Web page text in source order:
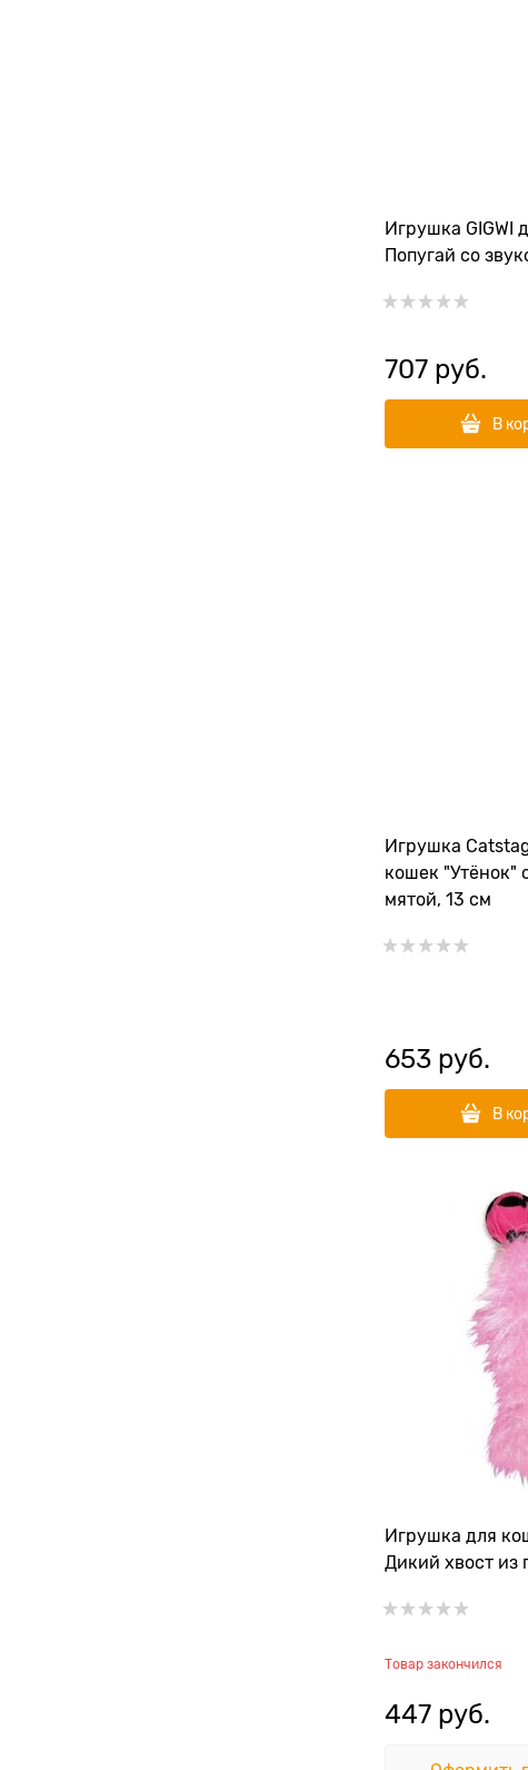
Игрушка GIGWI
Попугай со
707 руб.
В
Игрушка
кошек "Утёнок"
мятой, 13 см
653 руб.
В
Игрушка для
Дикий хвост из
Товар закончился
447 руб.